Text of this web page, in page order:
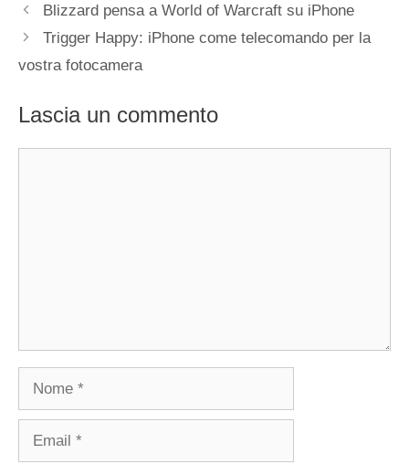
Blizzard pensa a World of Warcraft su iPhone
Trigger Happy: iPhone come telecomando per la
vostra fotocamera
Lascia un commento
Nome
Email